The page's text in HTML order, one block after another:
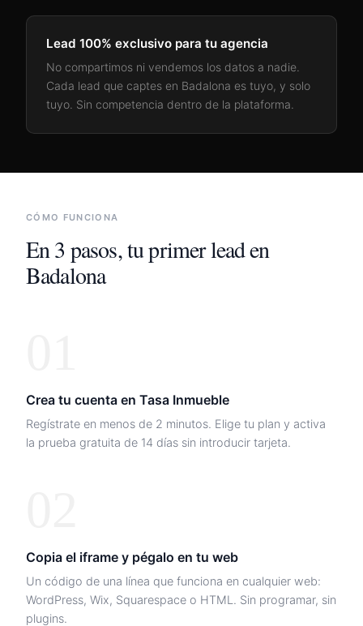
Lead 100% exclusivo para tu agencia
No compartimos ni vendemos los datos a nadie.
Cada lead que captes en Badalona es tuyo, y solo
tuyo. Sin competencia dentro de la plataforma.
CÓMO FUNCIONA
En 3 pasos, tu primer lead en
Badalona
Crea tu cuenta en Tasa Inmueble
Regístrate en menos de 2 minutos. Elige tu plan y activa
la prueba gratuita de 14 días sin introducir tarjeta.
Copia el iframe y pégalo en tu web
Un código de una línea que funciona en cualquier web:
WordPress, Wix, Squarespace o HTML. Sin programar, sin
plugins.